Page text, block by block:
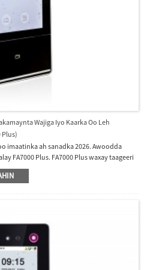
Wajiga Iyo Kaarka Oo Leh
Plus)
imaatinka ah sanadka 2026. Awoodda
FA7000 Plus. FA7000 Plus waxay taageeri
Awoodda Weyn iyo Nidaamka
oo leh Qiimaynta Ilaalinta Ingress IP65,